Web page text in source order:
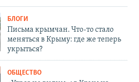
БЛОГИ
Письма крымчан. Что-то стало
меняться в Крыму: где же теперь
укрыться?
ОБЩЕСТВО